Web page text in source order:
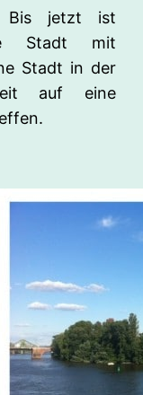
Bis jetzt ist
Stadt mit
Stadt in der
auf eine